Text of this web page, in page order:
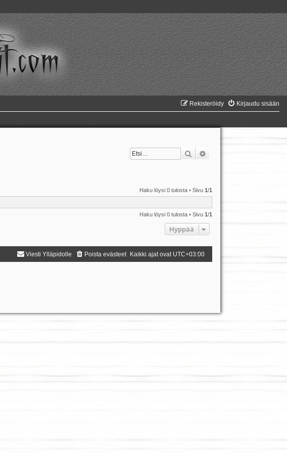
Kirjaudu sisään
Rekisteröidy
Etsi
Haku löysi 0 tulosta • Sivu1/1
Haku löysi 0 tulosta • Sivu1/1
Hyppää
Kaikki ajat ovat UTC+03:00
Poista evästeet
Viesti Ylläpidolle